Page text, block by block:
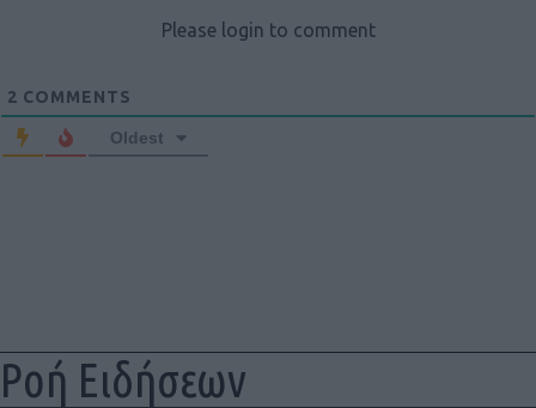
Ροή Ειδήσεων
Please login to comment
2 COMMENTS
Oldest